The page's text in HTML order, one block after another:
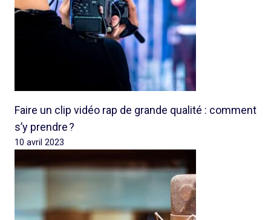
Faire un clip vidéo rap de grande qualité : comment
s’y prendre ?
10 avril 2023